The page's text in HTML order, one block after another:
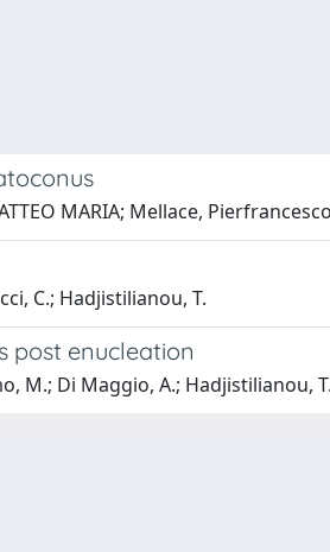
MARIA; Mellace,
C.; Hadjistilianou, T.
post enucleation
M.; Di Maggio, A.; Hadjistilianou,